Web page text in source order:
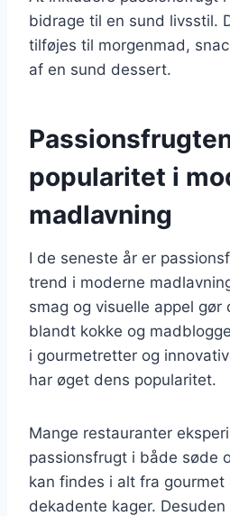
bidrage til en sund livsstil.
tilføjes til morgenmad,
af en sund dessert.
popularitet i
madlavning
I de seneste år er
trend i moderne
smag og visuelle appel
blandt kokke og
i gourmetretter og
har øget dens popularitet.
Mange restauranter
passionsfrugt i både søde
kan findes i alt fra gourmet
dekadente kager.